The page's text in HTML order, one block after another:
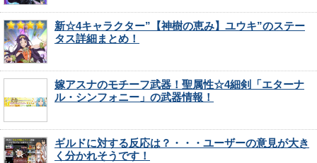
新☆4キャラクター”【神樹の恵み】ユウキ”のステー
タス詳細まとめ！
嫁アスナのモチーフ武器！聖属性☆4細剣「エターナ
ル・シンフォニー」の武器情報！
ギルドに対する反応は？・・・ユーザーの意見が大き
く分かれそうです！